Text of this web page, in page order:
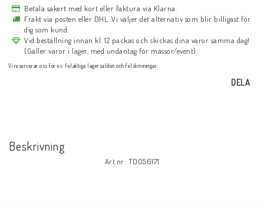
Betala säkert med kort eller faktura via Klarna.
Frakt via posten eller DHL. Vi väljer det alternativ som blir billigast för
dig som kund.
Vid beställning innan kl. 12 packas och skickas dina varor samma dag!
(Gäller varor i lager, med undantag för mässor/event).
Vi reserverar oss för ev. felaktiga lagersaldon och felskrivningar.
DELA
Beskrivning
Art.nr: TDO56171